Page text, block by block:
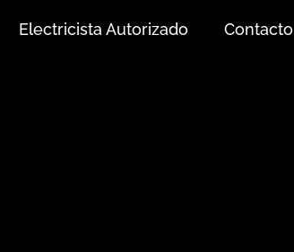
Electricista Autorizado Contacto